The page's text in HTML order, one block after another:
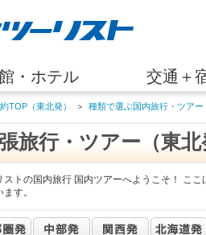
・ホテル 交通＋
TOP（東北発） ＞ 種類で選ぶ国内旅行・ツアー
旅行・ツアー（東北
ストの国内旅行 国内ツアーへようこそ！ こ
す。